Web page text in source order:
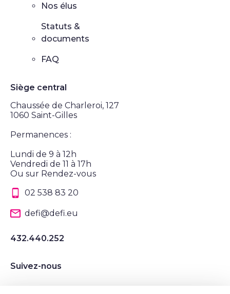
Nos élus
Statuts &
documents
FAQ
Siège central
Chaussée de Charleroi, 127
1060 Saint-Gilles
Permanences :
Lundi de 9 à 12h
Vendredi de 11 à 17h
Ou sur Rendez-vous
02 538 83 20
defi@defi.eu
432.440.252
Suivez-nous